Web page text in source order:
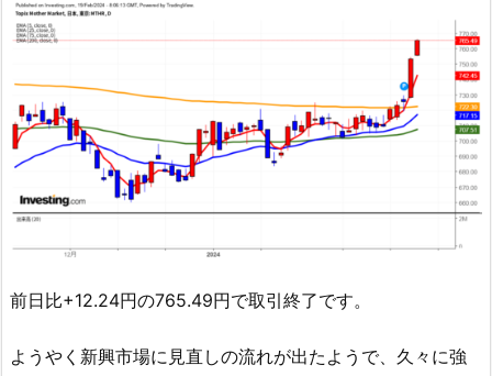
前日比+12.24円の765.49円で取引終了です。
ようやく新興市場に見直しの流れが出たようで、久々に強